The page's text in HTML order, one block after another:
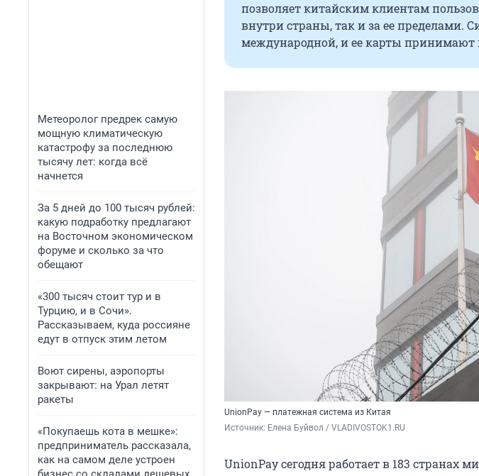
Метеоролог предрек самую
мощную климатическую
катастрофу за последнюю
тысячу лет: когда всё
начнется
За 5 дней до 100 тысяч рублей:
какую подработку предлагают
на Восточном экономическом
форуме и сколько за что
обещают
«300 тысяч стоит тур и в
Турцию, и в Сочи».
Рассказываем, куда россияне
едут в отпуск этим летом
Воют сирены, аэропорты
закрывают: на Урал летят
ракеты
«Покупаешь кота в мешке»:
предприниматель рассказала,
как на самом деле устроен
позволяет китайским клиентам
внутри страны, так и за ее пределами.
международной, и ее карты принимают
UnionPay — платежная система из Китая
Источник: Елена Буйвол / VLADIVOSTOK1.RU
UnionPay сегодня работает в 183 странах